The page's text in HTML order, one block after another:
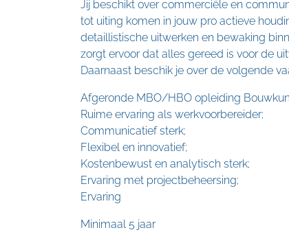
Jij beschikt over commerciële en
tot uiting komen in jouw pro actieve
detaillistische uitwerken en bewaking
zorgt ervoor dat alles gereed is voor de
Daarnaast beschik je over de volgende
Afgeronde MBO/HBO opleiding
Ruime ervaring als werkvoorbereider;
Communicatief sterk;
Flexibel en innovatief;
Kostenbewust en analytisch sterk;
Ervaring met projectbeheersing;
Ervaring
Minimaal 5 jaar